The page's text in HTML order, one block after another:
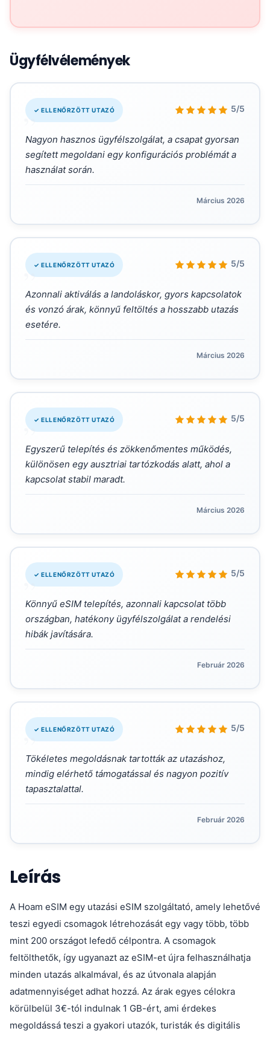
Ügyfélvélemények
✓ ELLENŐRZÖTT UTAZÓ 5/5
„
Nagyon hasznos ügyfélszolgálat, a csapat gyorsan
segített megoldani egy konfigurációs problémát a
használat során.
Március 2026
✓ ELLENŐRZÖTT UTAZÓ 5/5
„
Azonnali aktiválás a landoláskor, gyors kapcsolatok
és vonzó árak, könnyű feltöltés a hosszabb utazás
esetére.
Március 2026
✓ ELLENŐRZÖTT UTAZÓ 5/5
„
Egyszerű telepítés és zökkenőmentes működés,
különösen egy ausztriai tartózkodás alatt, ahol a
kapcsolat stabil maradt.
Március 2026
✓ ELLENŐRZÖTT UTAZÓ 5/5
„
Könnyű eSIM telepítés, azonnali kapcsolat több
országban, hatékony ügyfélszolgálat a rendelési
hibák javítására.
Február 2026
✓ ELLENŐRZÖTT UTAZÓ 5/5
„
Tökéletes megoldásnak tartották az utazáshoz,
mindig elérhető támogatással és nagyon pozitív
tapasztalattal.
Február 2026
Leírás
A Hoam eSIM egy utazási eSIM szolgáltató, amely lehetővé
teszi egyedi csomagok létrehozását egy vagy több, több
mint 200 országot lefedő célpontra. A csomagok
feltölthetők, így ugyanazt az eSIM-et újra felhasználhatja
minden utazás alkalmával, és az útvonala alapján
adatmennyiséget adhat hozzá. Az árak egyes célokra
körülbelül 3€-tól indulnak 1 GB-ért, ami érdekes
megoldássá teszi a gyakori utazók, turisták és digitális